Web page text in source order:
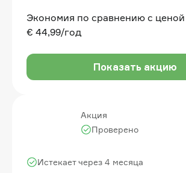
Экономия по сравнению с
€ 44,99/год
Показать акцию
Акция
Истекает через 4 месяца
Проверено